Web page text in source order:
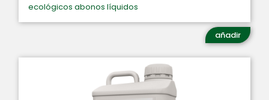
ecológicos abonos líquidos
añadir